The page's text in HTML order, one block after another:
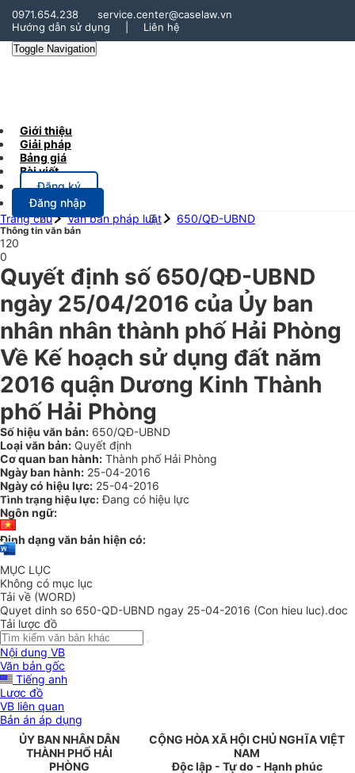
0971.654.238
service.center@caselaw.vn
Hướng dẫn sử dụng
Liên hệ
Toggle Navigation
Giới thiệu
Giải pháp
Bảng giá
Bài viết
Đăng ký
Đăng nhập
Trang chủ
Văn bản pháp luật 650/QĐ-UBND
Thông tin văn bản
120
0
Quyết định số 650/QĐ-UBND
ngày 25/04/2016 của Ủy ban
nhân nhân thành phố Hải Phòng
Về Kế hoạch sử dụng đất năm
2016 quận Dương Kinh Thành
phố Hải Phòng
Số hiệu văn bản: 650/QĐ-UBND
Loại văn bản: Quyết định
Cơ quan ban hành: Thành phố Hải Phòng
Ngày ban hành: 25-04-2016
Ngày có hiệu lực: 25-04-2016
Tình trạng hiệu lực: Đang có hiệu lực
Ngôn ngữ:
Định dạng văn bản hiện có:
MỤC LỤC
Không có mục lục
Tải về (WORD)
Quyet dinh so 650-QD-UBND ngay 25-04-2016 (Con hieu luc).doc
Tải lược đồ
Nội dung VB
Văn bản gốc
Tiếng anh
Lược đồ
VB liên quan
Bản án áp dụng
ỦY BAN NHÂN DÂN
THÀNH PHỐ HẢI
PHÒNG
CỘNG HÒA XÃ HỘI CHỦ NGHĨA VIỆT
NAM
Độc lập - Tự do - Hạnh phúc